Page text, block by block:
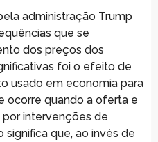
administração Trump
que se
dos preços dos
foi o efeito de
usado em economia para
ocorre quando a oferta e
intervenções de
significa que, ao invés de